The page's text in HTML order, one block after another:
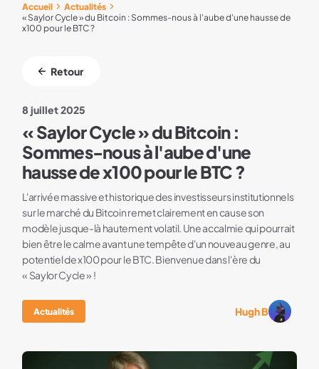
Accueil
Actualités
« Saylor Cycle » du Bitcoin : Sommes-nous à l'aube d'une hausse de
x100 pour le BTC ?
Retour
8 juillet 2025
« Saylor Cycle » du Bitcoin :
Sommes-nous à l'aube d'une
hausse de x100 pour le BTC ?
L'arrivée massive et historique des investisseurs institutionnels
sur le marché du Bitcoin remet clairement en cause son
modèle jusque-là hautement volatil. Une accalmie qui pourrait
bien être le calme avant une tempête d'un nouveau genre, au
potentiel de x100 pour le BTC. Bienvenue dans l'ère du
« Saylor Cycle » !
Actualités Hugh B